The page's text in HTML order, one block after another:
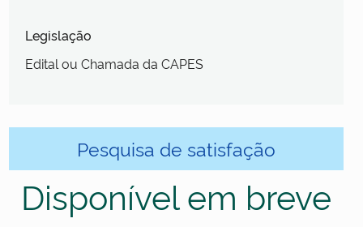
Legislação
Edital ou Chamada da CAPES
Pesquisa de satisfação
Disponível em breve